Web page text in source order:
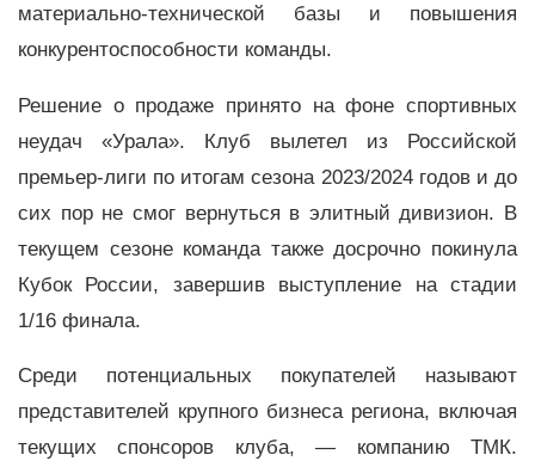
материально-технической базы и повышения
конкурентоспособности команды.
Решение о продаже принято на фоне спортивных
неудач «Урала». Клуб вылетел из Российской
премьер-лиги по итогам сезона 2023/2024 годов и до
сих пор не смог вернуться в элитный дивизион. В
текущем сезоне команда также досрочно покинула
Кубок России, завершив выступление на стадии
1/16 финала.
Среди потенциальных покупателей называют
представителей крупного бизнеса региона, включая
текущих спонсоров клуба, — компанию ТМК.